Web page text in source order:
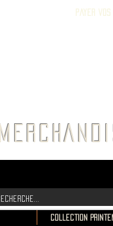
Payer
Collection